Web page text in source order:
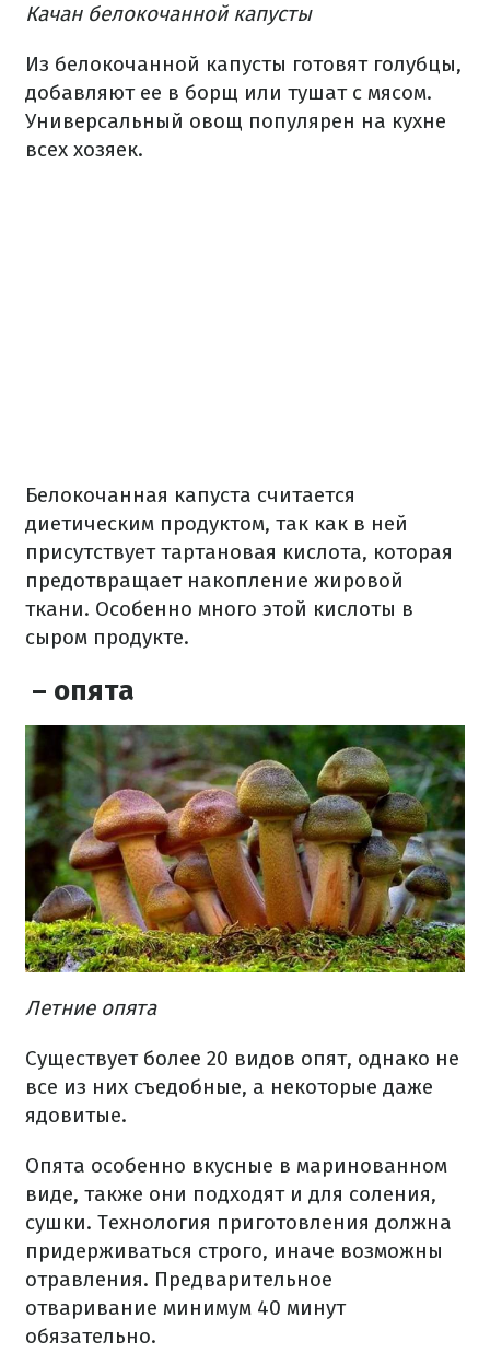
Качан белокочанной капусты
Из белокочанной капусты готовят голубцы,
добавляют ее в борщ или тушат с мясом.
Универсальный овощ популярен на кухне
всех хозяек.
Белокочанная капуста считается
диетическим продуктом, так как в ней
присутствует тартановая кислота, которая
предотвращает накопление жировой
ткани. Особенно много этой кислоты в
сыром продукте.
– опята
Летние опята
Существует более 20 видов опят, однако не
все из них съедобные, а некоторые даже
ядовитые.
Опята особенно вкусные в маринованном
виде, также они подходят и для соления,
сушки. Технология приготовления должна
придерживаться строго, иначе возможны
отравления. Предварительное
отваривание минимум 40 минут
обязательно.